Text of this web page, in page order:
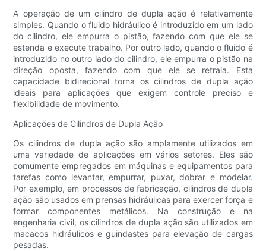
A operação de um cilindro de dupla ação é relativamente
simples. Quando o fluido hidráulico é introduzido em um lado
do cilindro, ele empurra o pistão, fazendo com que ele se
estenda e execute trabalho. Por outro lado, quando o fluido é
introduzido no outro lado do cilindro, ele empurra o pistão na
direção oposta, fazendo com que ele se retraia. Esta
capacidade bidirecional torna os cilindros de dupla ação
ideais para aplicações que exigem controle preciso e
flexibilidade de movimento.
Aplicações de Cilindros de Dupla Ação
Os cilindros de dupla ação são amplamente utilizados em
uma variedade de aplicações em vários setores. Eles são
comumente empregados em máquinas e equipamentos para
tarefas como levantar, empurrar, puxar, dobrar e modelar.
Por exemplo, em processos de fabricação, cilindros de dupla
ação são usados ​​em prensas hidráulicas para exercer força e
formar componentes metálicos. Na construção e na
engenharia civil, os cilindros de dupla ação são utilizados em
macacos hidráulicos e guindastes para elevação de cargas
pesadas.